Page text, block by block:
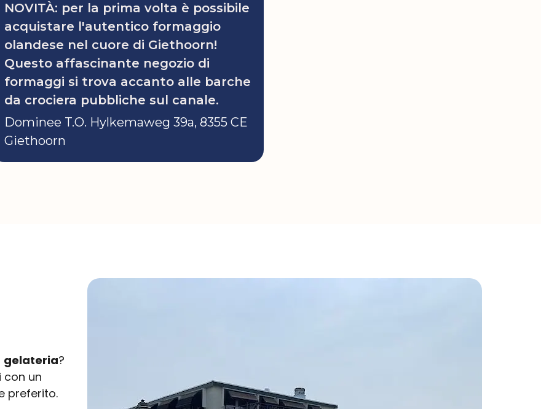
NOVITÀ: per la prima volta è possibile
acquistare l'autentico formaggio
olandese nel cuore di Giethoorn!
Questo affascinante negozio di
formaggi si trova accanto alle barche
da crociera pubbliche sul canale.
Dominee T.O. Hylkemaweg 39a, 8355 CE
Giethoorn
gelateria?
con un
preferito.